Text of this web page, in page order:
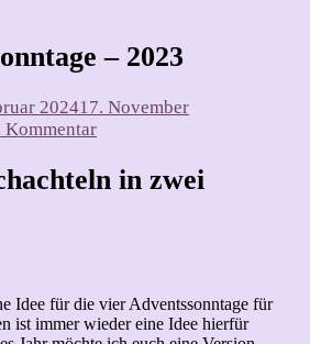
– 2023
202417. November
Kommentarzu
Adventssonntage
–
in zwei
Idee für die vier Adventssonntage für
ist immer wieder eine Idee hierfür